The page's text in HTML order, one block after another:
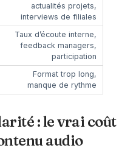
actualités projets,
interviews de filiales
Taux d’écoute interne,
feedback managers,
participation
Format trop long,
manque de rythme
: le vrai coût
audio